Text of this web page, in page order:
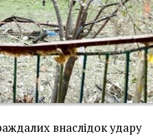
внаслідок удару